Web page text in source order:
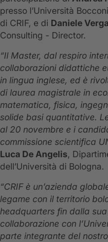
presso l’Università
di CRIF, e di Daniele
Consulting - Director.
“Il Master, dal respiro
collaborazioni didattiche
in lingua inglese, ed è
di laurea magistrale in
matematica, fisica,
solide basi quantitative.
al 20 novembre e i
commissione scientifica
Luca De Angelis,
dell’Università di Bologna.
“CRIF è un’azienda
legame con il territorio
headquarters fin dalla
collaborazione con
parte integrante del